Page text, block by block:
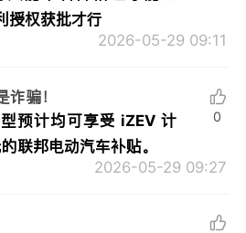
授权获批才行
2026-05-29 09:11
骗！
预计均可享受 iZEV 计
联邦电动汽车补贴。
2026-05-29 09:27
0